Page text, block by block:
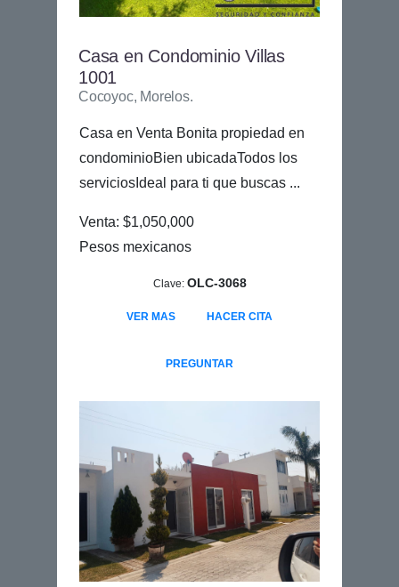
Casa en Condominio Villas
1001
Cocoyoc, Morelos.
Casa en Venta Bonita propiedad en
condominioBien ubicadaTodos los
serviciosIdeal para ti que buscas ...
Venta: $1,050,000
Pesos mexicanos
Clave: OLC-3068
VER MAS HACER CITA
PREGUNTAR